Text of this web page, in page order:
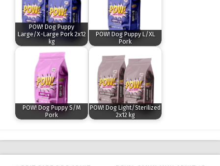
POW! Dog Puppy
Large/X-Large Pork 2x12
kg
POW! Dog Puppy L/XL
Pork
POW! Dog Puppy S/M
Pork
POW! Dog Light/Sterilized
2x12 kg